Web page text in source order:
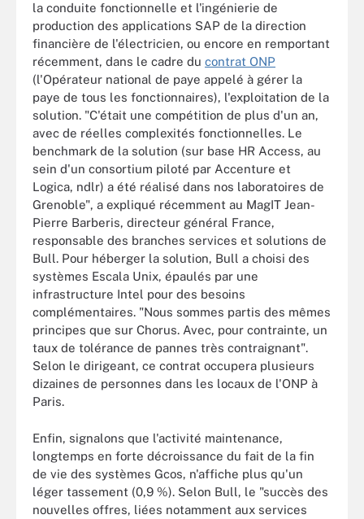
la conduite fonctionnelle et l'ingénierie de
production des applications SAP de la direction
financière de l'électricien, ou encore en remportant
récemment, dans le cadre du contrat ONP
(l'Opérateur national de paye appelé à gérer la
paye de tous les fonctionnaires), l'exploitation de la
solution. "C'était une compétition de plus d'un an,
avec de réelles complexités fonctionnelles. Le
benchmark de la solution (sur base HR Access, au
sein d'un consortium piloté par Accenture et
Logica, ndlr) a été réalisé dans nos laboratoires de
Grenoble", a expliqué récemment au MagIT Jean-
Pierre Barberis, directeur général France,
responsable des branches services et solutions de
Bull. Pour héberger la solution, Bull a choisi des
systèmes Escala Unix, épaulés par une
infrastructure Intel pour des besoins
complémentaires. "Nous sommes partis des mêmes
principes que sur Chorus. Avec, pour contrainte, un
taux de tolérance de pannes très contraignant".
Selon le dirigeant, ce contrat occupera plusieurs
dizaines de personnes dans les locaux de l'ONP à
Paris.
Enfin, signalons que l'activité maintenance,
longtemps en forte décroissance du fait de la fin
de vie des systèmes Gcos, n'affiche plus qu'un
léger tassement (0,9 %). Selon Bull, le "succès des
nouvelles offres, liées notamment aux services